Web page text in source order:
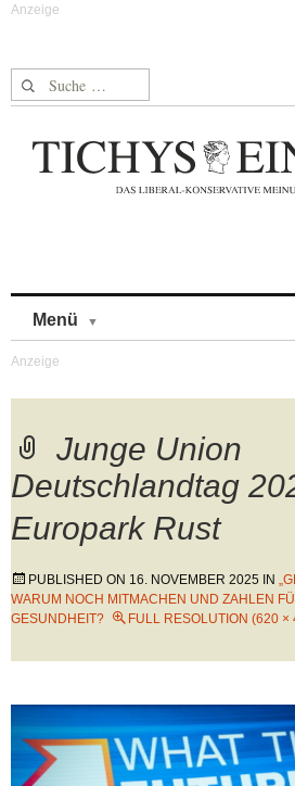
Suche nach:
Menü
Junge Union
Deutschlandtag
Europark Rust 
PUBLISHED ON 16. NOVEMBER 2025 IN
WARUM NOCH MITMACHEN UND ZAHLEN
GESUNDHEIT?
FULL RESOLUTION (620 ×